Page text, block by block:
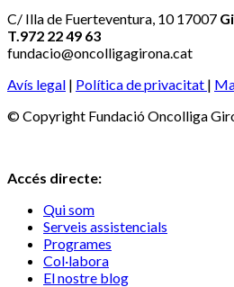
C/ Illa de Fuerteventura, 10 17007
T.972 22 49 63
fundacio@oncolligagirona.cat
Avís legal | Política de privacitat |
© Copyright Fundació Oncolliga
Accés directe:
Qui som
Serveis assistencials
Programes
Col·labora
El nostre blog